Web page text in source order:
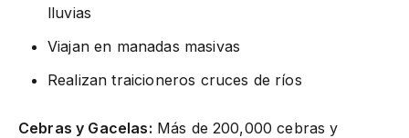
lluvias
Viajan en manadas masivas
Realizan traicioneros cruces de ríos
Cebras y Gacelas: Más de 200,000 cebras y